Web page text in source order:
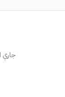
جاري